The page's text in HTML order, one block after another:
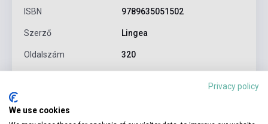
ISBN 9789635051502
Szerző Lingea
Oldalszám 320
Privacy policy
We use cookies